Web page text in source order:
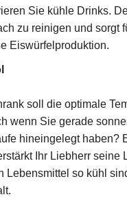
Sie kühle Drinks.
zu reinigen und sorgt
Eiswürfelproduktion.
soll die optimale
wenn Sie gerade
hineingelegt haben?
Ihr Liebherr seine
Lebensmittel so kühl